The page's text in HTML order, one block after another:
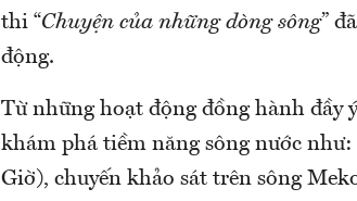
thi “Chuyện của những dòng sông”
động.
Từ những hoạt động đồng hành đầy
khám phá tiềm năng sông nước
Giờ), chuyến khảo sát trên sông